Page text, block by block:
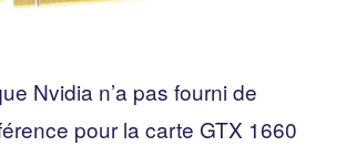
Nvidia n’a pas fourni de
pour la carte GTX 1660